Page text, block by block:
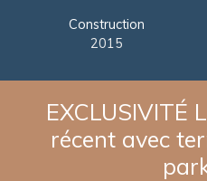
Construction
2015
EXCLUSIVITÉ
récent avec